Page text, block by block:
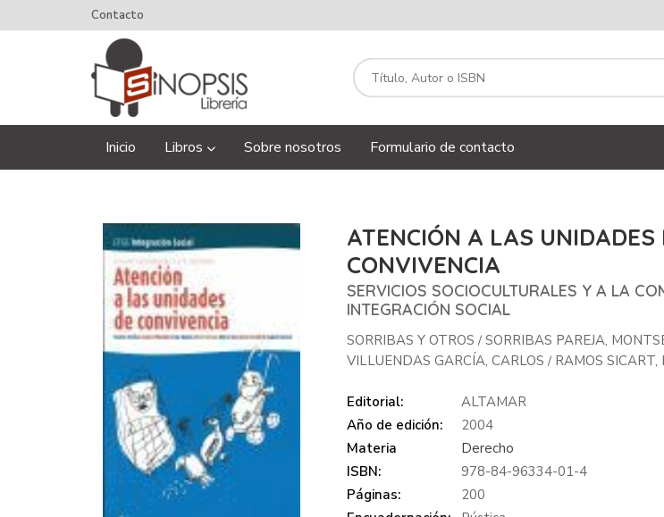
Contacto
Inicio Libros Sobre nosotros Formulario de contacto
ATENCIÓN A LAS UNIDADES
CONVIVENCIA
SERVICIOS SOCIOCULTURALES Y A LA
INTEGRACIÓN SOCIAL
SORRIBAS Y OTROS /SORRIBAS PAREJA,
VILLUENDAS GARCÍA, CARLOS / RAMOS SICART,
Editorial:
ALTAMAR
Año de edición:
2004
Materia
Derecho
ISBN:
978-84-96334-01-4
Páginas:
200